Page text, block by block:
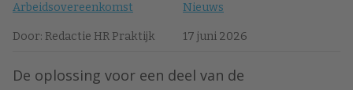
Arbeidsovereenkomst Nieuws
Door: Redactie HR Praktijk 17 juni 2026
De oplossing voor een deel van de